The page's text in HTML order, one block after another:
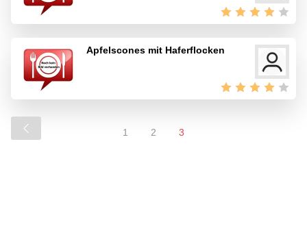
Apfelscones mit Haferflocken
1 2 3